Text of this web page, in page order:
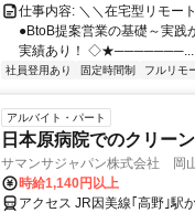
仕事内容: ＼＼在宅型リ
●BtoB提案営業の基礎～実
実績あり！ ◇★───────...
社員登用あり 固定時間制 フルリモ
アルバイト・パート
日本原病院でのクリー
サマンサジャパン株式会社 岡
時給1,140円以上
アクセス JR因美線｢高野｣駅